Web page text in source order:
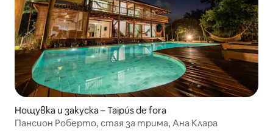
Нощувка и закуска – Taipús de fora
Пансион Роберто, стая за трима, Ана Клара